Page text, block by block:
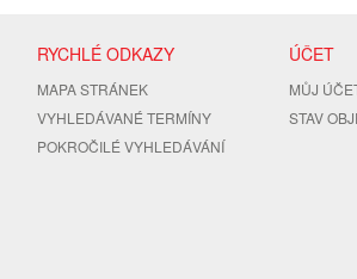
RYCHLÉ ODKAZY
MAPA STRÁNEK
VYHLEDÁVANÉ TERMÍNY
POKROČILÉ VYHLEDÁVÁNÍ
ÚČET
MŮJ
STAV